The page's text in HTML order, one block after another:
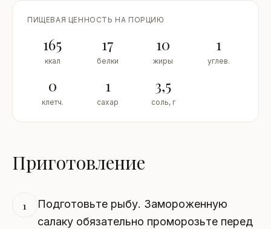
ПИЩЕВАЯ ЦЕННОСТЬ НА ПОРЦИЮ
165
ккал
17
белки
10
жиры
1
углев.
0
клетч.
1
сахар
3,5
соль, г
Приготовление
1
Подготовьте рыбу. Замороженную
салаку обязательно проморозьте перед